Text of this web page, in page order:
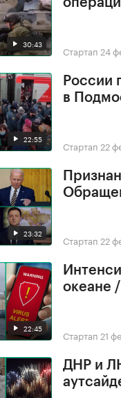
30:43 Стартап 24
22:55
России
в
Стартап 22
23:32 Стартап 22
22:45
океане
Стартап 21
ДНР и